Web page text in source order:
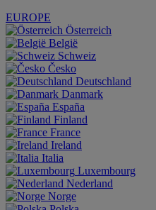
EUROPE
Österreich
België
Schweiz
Česko
Deutschland
Danmark
España
Finland
France
Ireland
Italia
Luxembourg
Nederland
Norge